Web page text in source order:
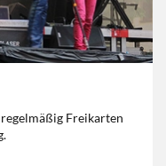
Freikarten